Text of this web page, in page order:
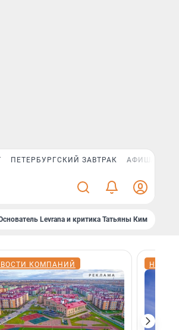
ПЕТЕРБУРГСКИЙ ЗАВТРАК АФИША PLUS
Levrana и критика Татьяны Ким
КОМПАНИЙ